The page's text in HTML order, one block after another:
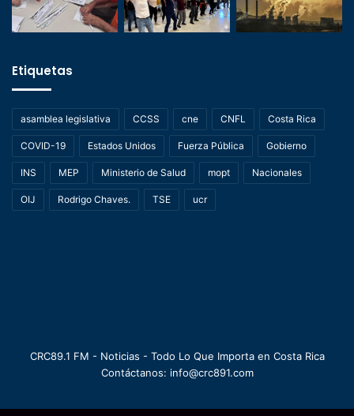
Etiquetas
asamblea legislativa CCSS cne CNFL Costa Rica
COVID-19 Estados Unidos Fuerza Pública Gobierno
INS MEP Ministerio de Salud mopt Nacionales
OIJ Rodrigo Chaves. TSE ucr
CRC89.1 FM - Noticias - Todo Lo Que Importa en Costa Rica
Contáctanos: info@crc891.com